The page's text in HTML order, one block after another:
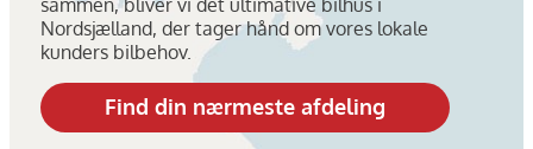
sammen, bliver vi det ultimative bilhus i
Nordsjælland, der tager hånd om vores lokale
kunders bilbehov.
Find din nærmeste afdeling